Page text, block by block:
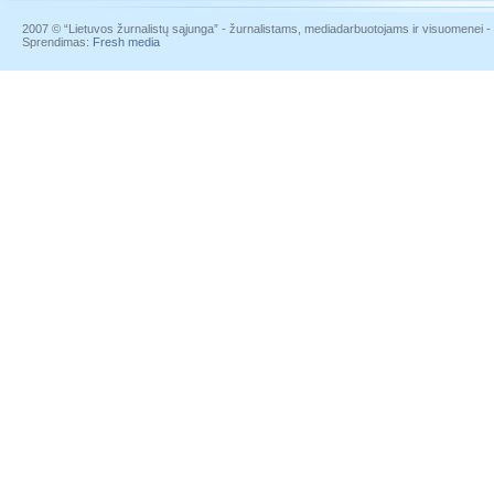
2007 © “Lietuvos žurnalistų sąjunga” - žurnalistams, mediadarbuotojams ir visuomenei
Sprendimas: Fresh media